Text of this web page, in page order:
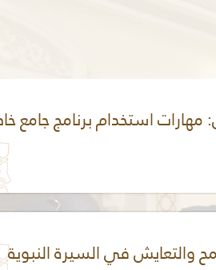
استخدام برنامج جامع
والتعايش في السيرة النبوية